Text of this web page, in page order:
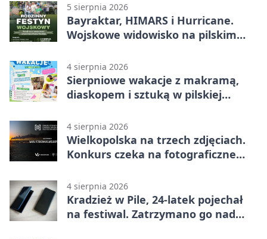
5 sierpnia 2026
Bayraktar, HIMARS i Hurricane.
Wojskowe widowisko na pilskim
4 sierpnia 2026
Sierpniowe wakacje z makramą,
diaskopem i sztuką w pilskiej
4 sierpnia 2026
Wielkopolska na trzech zdjęciach.
Konkurs czeka na fotograficzne
4 sierpnia 2026
Kradzież w Pile, 24-latek pojechał
na festiwal. Zatrzymano go nad